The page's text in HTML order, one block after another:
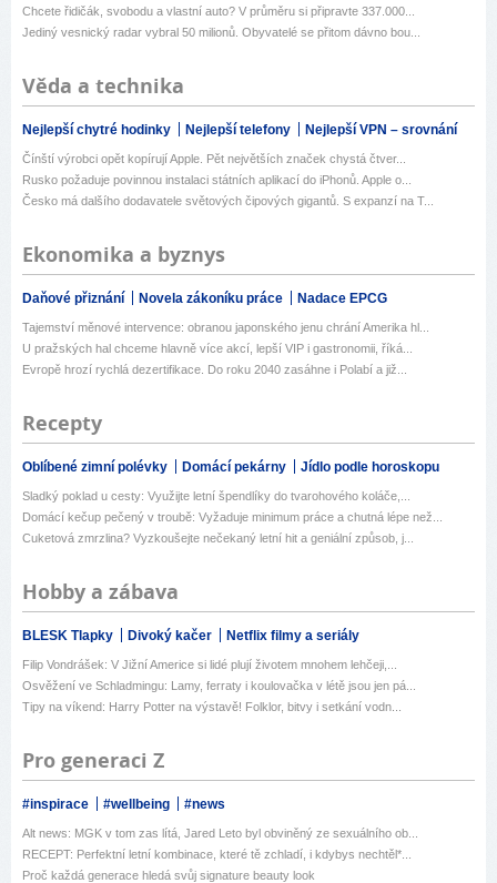
Chcete řidičák, svobodu a vlastní auto? V průměru si připravte 337.000...
Jediný vesnický radar vybral 50 milionů. Obyvatelé se přitom dávno bou...
Věda a technika
Nejlepší chytré hodinky Nejlepší telefony Nejlepší VPN – srovnání
Čínští výrobci opět kopírují Apple. Pět největších značek chystá čtver...
Rusko požaduje povinnou instalaci státních aplikací do iPhonů. Apple o...
Česko má dalšího dodavatele světových čipových gigantů. S expanzí na T...
Ekonomika a byznys
Daňové přiznání Novela zákoníku práce Nadace EPCG
Tajemství měnové intervence: obranou japonského jenu chrání Amerika hl...
U pražských hal chceme hlavně více akcí, lepší VIP i gastronomii, říká...
Evropě hrozí rychlá dezertifikace. Do roku 2040 zasáhne i Polabí a již...
Recepty
Oblíbené zimní polévky Domácí pekárny Jídlo podle horoskopu
Sladký poklad u cesty: Využijte letní špendlíky do tvarohového koláče,...
Domácí kečup pečený v troubě: Vyžaduje minimum práce a chutná lépe než...
Cuketová zmrzlina? Vyzkoušejte nečekaný letní hit a geniální způsob, j...
Hobby a zábava
BLESK Tlapky Divoký kačer Netflix filmy a seriály
Filip Vondrášek: V Jižní Americe si lidé plují životem mnohem lehčeji,...
Osvěžení ve Schladmingu: Lamy, ferraty i koulovačka v létě jsou jen pá...
Tipy na víkend: Harry Potter na výstavě! Folklor, bitvy i setkání vodn...
Pro generaci Z
#inspirace #wellbeing #news
Alt news: MGK v tom zas lítá, Jared Leto byl obviněný ze sexuálního ob...
RECEPT: Perfektní letní kombinace, které tě zchladí, i kdybys nechtěl*...
Proč každá generace hledá svůj signature beauty look